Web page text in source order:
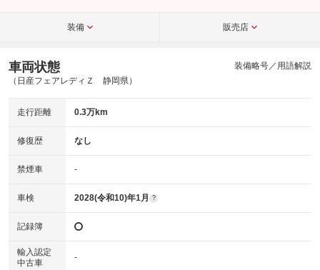
装備 販売店
車両状態
（日産フェアレディＺ 静岡県）
装備略号／用語解説
走行距離 0.3万km
修復歴 なし
禁煙車 -
車検 2028(令和10)年1月 ?
記録簿
輸入認定
中古車
-